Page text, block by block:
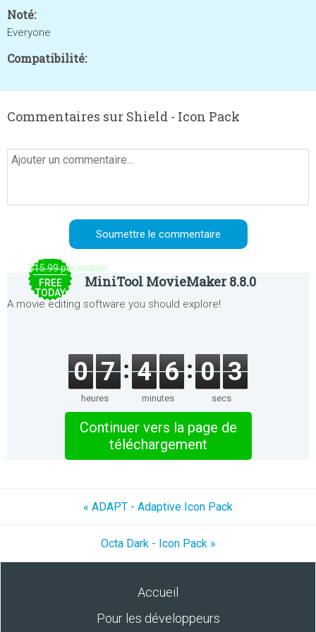
Noté:
Everyone
Compatibilité:
Commentaires sur Shield - Icon Pack
$15.99 per month
FREE
TODAY
MiniTool MovieMaker 8.8.0
A movie editing software you should explore!
0 7
heures
4 6
minutes
0 3
secs
Continuer vers la page de
téléchargement
« ADAPT - Adaptive Icon Pack
Octa Dark - Icon Pack »
Accueil
Pour les développeurs